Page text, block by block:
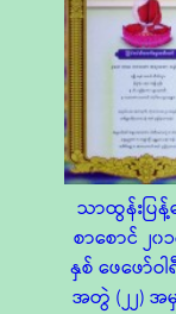
သာထွန်းပြန့်
စာစောင် ၂၀
နှစ် ဖေဖော်ဝ
အတွဲ (၂၂)